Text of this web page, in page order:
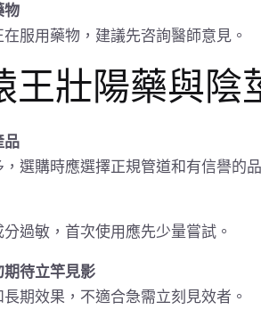
物
服用藥物，建議先咨詢醫師意見。
王壯陽藥與
品
選購時應選擇正規管道和有信譽的品
過敏，首次使用應先少量嘗試。
待立竿見影
期效果，不適合急需立刻見效者。